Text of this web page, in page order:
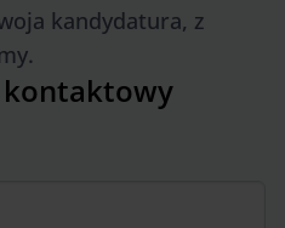
kandydatura, z
kontaktowy